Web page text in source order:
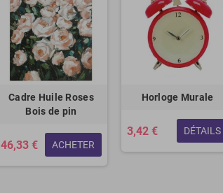
Cadre Huile Roses
Bois de pin
46,33 € ACHETER
Horloge Murale
3,42 € DÉTAILS